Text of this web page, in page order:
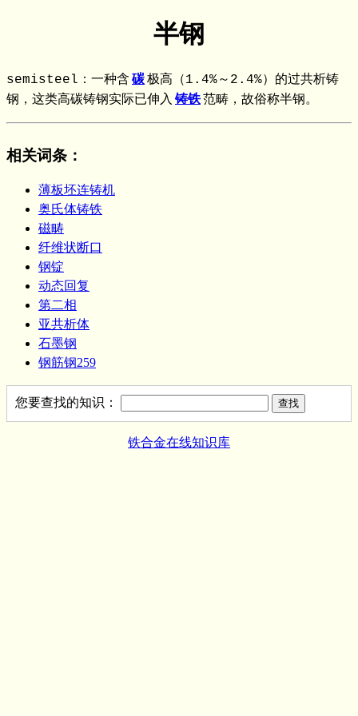
半钢
semisteel：一种含 碳极高（1.4%～2.4%）的过共析铸
钢，这类高碳铸钢实际已伸入 铸铁范畴，故俗称半钢。
相关词条 ：
薄板坯连铸机
奥氏体铸铁
磁畴
纤维状断口
钢锭
动态回复
第二相
亚共析体
石墨钢
钢筋钢259
您要查找的知识：
铁合金在线知识库